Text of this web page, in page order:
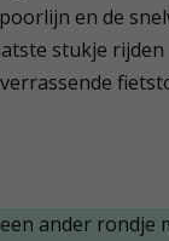
en de
stukje
ander rondje